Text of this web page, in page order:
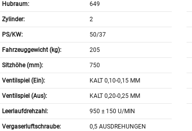
Hubraum: 649
Zylinder: 2
PS/KW: 50/37
Fahrzeuggewicht (kg): 205
Sitzhöhe (mm): 750
Ventilspiel (Ein): KALT 0,10-0,15 MM
Ventilspiel (Aus): KALT 0,20-0,25 MM
Leerlaufdrehzahl: 950 ± 150 U/MIN
Vergaserluftschraube: 0,5 AUSDREHUNGEN